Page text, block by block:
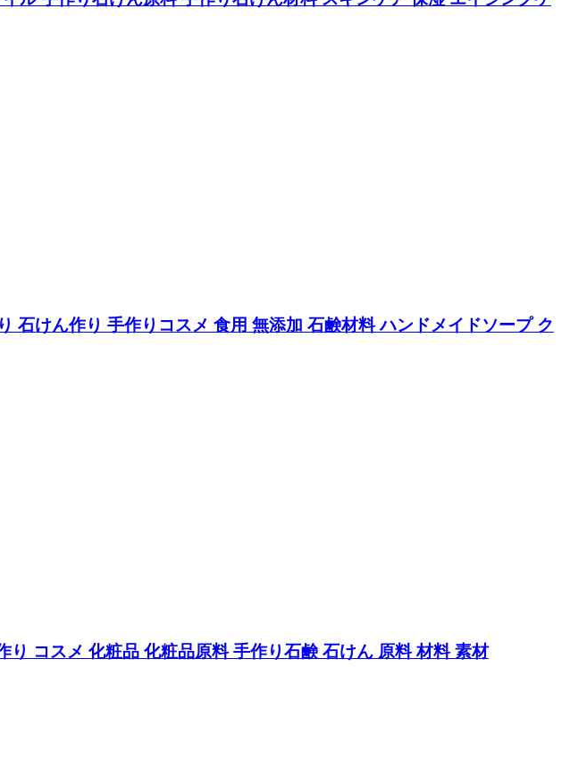
石けん作り 手作りコスメ 食用 無添加 石鹸材料 ハンドメイドソープ ク
コスメ 化粧品 化粧品原料 手作り石鹸 石けん 原料 材料 素材